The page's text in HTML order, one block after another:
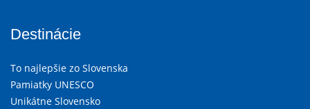
Destinácie
To najlepšie zo Slovenska
Pamiatky UNESCO
Unikátne Slovensko